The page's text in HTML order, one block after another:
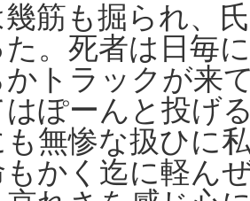
筋も掘られ、
。死者は日毎
トラックが来
はぽーんと投げ
も無惨な扱ひに
もかく迄に軽ん